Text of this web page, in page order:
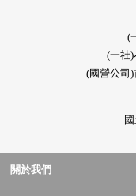
(
(一社
(國營公司
關於我們